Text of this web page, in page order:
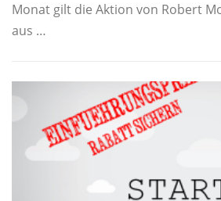
Monat gilt die Aktion von Robert
aus …